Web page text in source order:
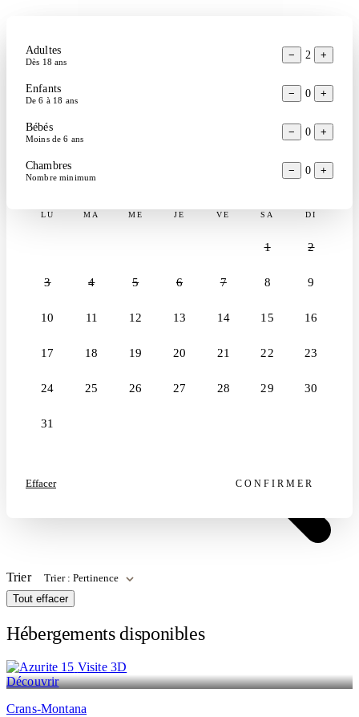
ARRIVÉE
Choisir
1 semaine en été Noël & Nouvel An
LU MA ME JE VE SA DI
1 2
3 4 5 6 7 8 9
10 11 12 13 14 15 16
17 18 19 20 21 22 23
24 25 26 27 28 29 30
31
Effacer CONFIRMER
Adultes
Dès 18 ans
− 2 +
Enfants
De 6 à 18 ans
− 0 +
Bébés
Moins de 6 ans
− 0 +
Chambres
Nombre minimum
− 0 +
📶 Wi-Fi 🏊 Piscine
♨️ Sauna/jacuzzi
🎥 Visite 3D
198 hébergements
Rechercher un logement par nom
Trier
Tout effacer
Hébergements disponibles
Visite 3D
Découvrir
Crans-Montana